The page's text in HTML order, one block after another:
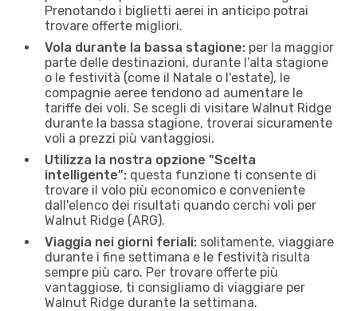
Prenotando i biglietti aerei in anticipo potrai
trovare offerte migliori.
Vola durante la bassa stagione: per la maggior
parte delle destinazioni, durante l’alta stagione
o le festività (come il Natale o l'estate), le
compagnie aeree tendono ad aumentare le
tariffe dei voli. Se scegli di visitare Walnut Ridge
durante la bassa stagione, troverai sicuramente
voli a prezzi più vantaggiosi.
Utilizza la nostra opzione "Scelta
intelligente": questa funzione ti consente di
trovare il volo più economico e conveniente
dall'elenco dei risultati quando cerchi voli per
Walnut Ridge (ARG).
Viaggia nei giorni feriali: solitamente, viaggiare
durante i fine settimana e le festività risulta
sempre più caro. Per trovare offerte più
vantaggiose, ti consigliamo di viaggiare per
Walnut Ridge durante la settimana.